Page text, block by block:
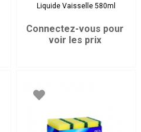
Liquide Vaisselle 580ml
Connectez-vous pour
voir les prix